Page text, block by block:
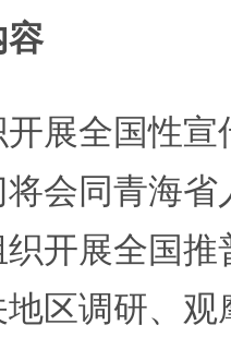
容
全国性宣
会同青海
开展全国
区调研、